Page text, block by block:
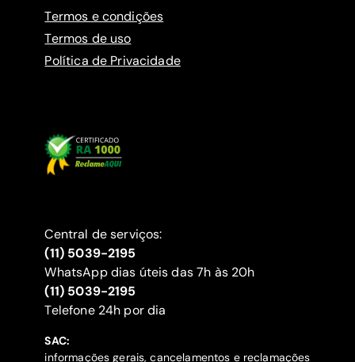
Termos e condições
Termos de uso
Política de Privacidade
Central de serviços:
(11) 5039-2195
WhatsApp dias úteis das 7h às 20h
(11) 5039-2195
‍Telefone 24h por dia
SAC:
informações gerais, cancelamentos e reclamações